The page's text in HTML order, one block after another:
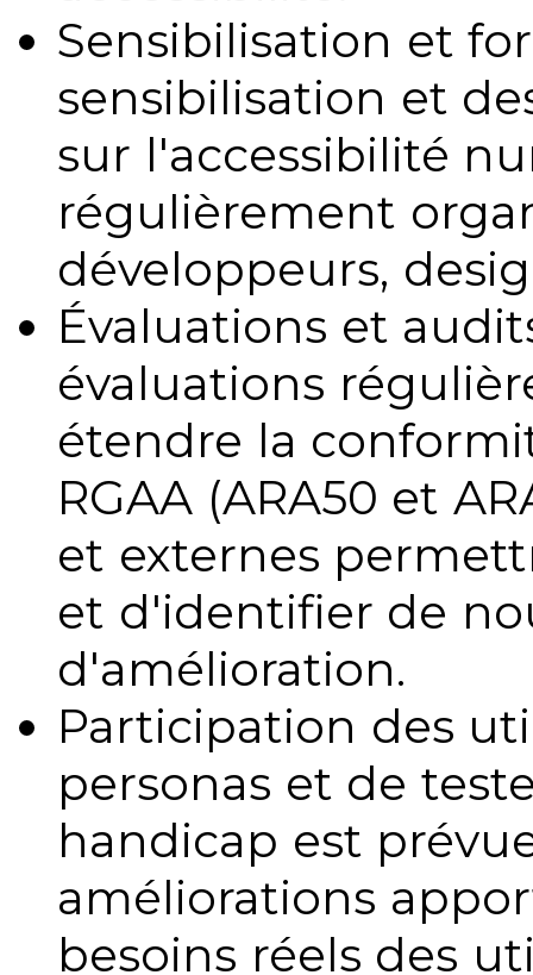
Sensibilisation et
sensibilisation et
sur l'accessibilité
régulièrement
développeurs,
Évaluations et
évaluations
étendre la
RGAA (ARA50 et
et externes
et d'identifier de
d'amélioration.
Participation des
personas et de
handicap est
améliorations
besoins réels des